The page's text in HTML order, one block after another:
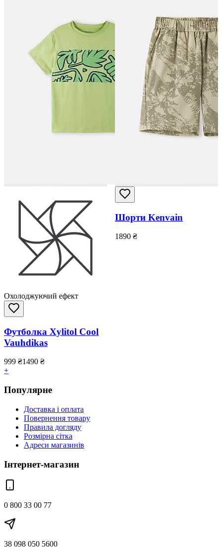
Охолоджуючий ефект
Футболка Xylitol Cool
Vauhdikas
999 ₴1490 ₴
+
Шорти Kenvain
1890 ₴
Популярне
Доставка і оплата
Повернення товару
Правила догляду
Розмірна сітка
Адреси магазинів
Інтернет-магазин
0 800 33 00 77
38 098 050 5600